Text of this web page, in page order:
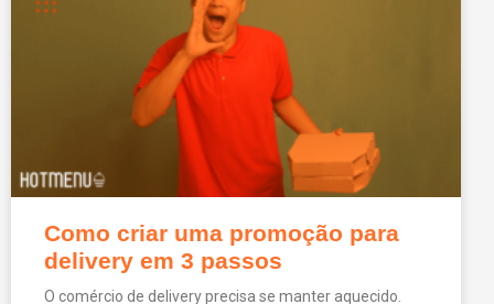
Como criar uma promoção para
delivery em 3 passos
O comércio de delivery precisa se manter aquecido.